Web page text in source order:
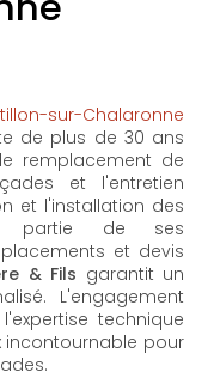
sur-Chalaronne
de plus de 30 ans
remplacement de
et l'entretien
et l'installation des
partie de ses
et devis
& Fils garantit un
L'engagement
technique
incontournable pour